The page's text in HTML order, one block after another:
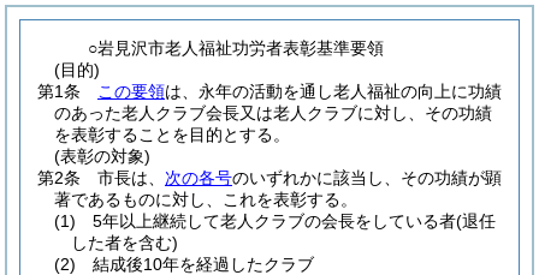
○岩見沢市老人福祉功労者表彰基準要領
(目的)
第1条
この要領は、永年の活動を通し老人福祉の向上に功績
のあった老人クラブ会長又は老人クラブに対し、その功績
を表彰することを目的とする。
(表彰の対象)
第2条
市長は、 次の各号のいずれかに該当し、その功績が顕
著であるものに対し、これを表彰する。
(1)
5年以上継続して老人クラブの会長をしている者(退任
した者を含む)
(2)
結成後10年を経過したクラブ